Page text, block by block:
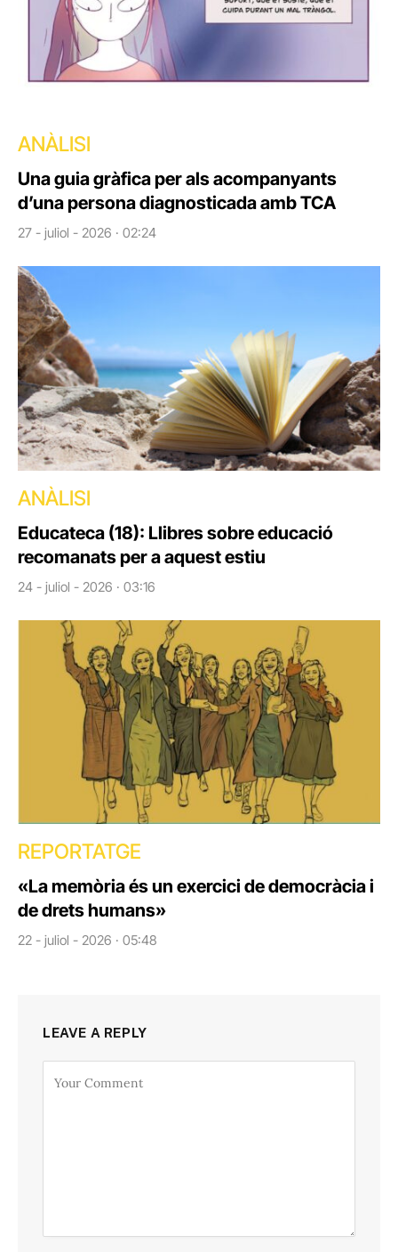
ANÀLISI
Una guia gràfica per als acompanyants
d’una persona diagnosticada amb TCA
27 - juliol - 2026 · 02:24
ANÀLISI
Educateca (18): Llibres sobre educació
recomanats per a aquest estiu
24 - juliol - 2026 · 03:16
REPORTATGE
«La memòria és un exercici de democràcia i
de drets humans»
22 - juliol - 2026 · 05:48
LEAVE A REPLY